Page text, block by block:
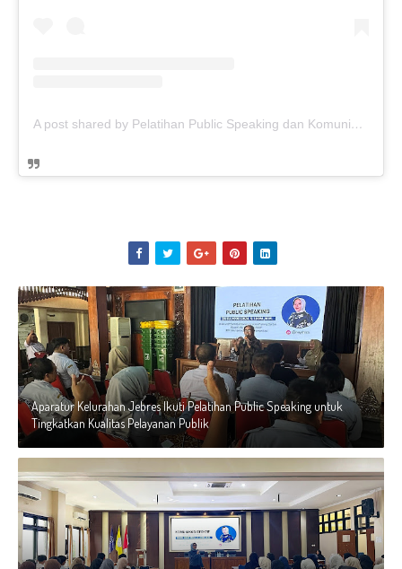
A post shared by Pelatihan Public Speaking dan Komunikasi Korporasi (@speaking.id)
Aparatur Kelurahan Jebres Ikuti Pelatihan Public Speaking untuk
Tingkatkan Kualitas Pelayanan Publik